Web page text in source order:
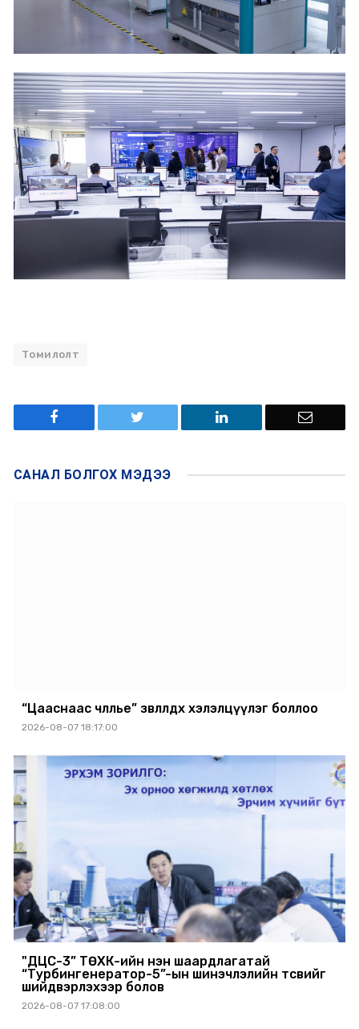
Томилолт
САНАЛ БОЛГОХ МЭДЭЭ
“Цааснаас чөлөөлье” зөвлөлдөх хэлэлцүүлэг боллоо
2026-08-07 18:17:00
"ДЦС-3” ТӨХК-ийн нэн шаардлагатай
“Турбингенератор-5”-ын шинэчлэлийн төсвийг
шийдвэрлэхээр болов
2026-08-07 17:08:00